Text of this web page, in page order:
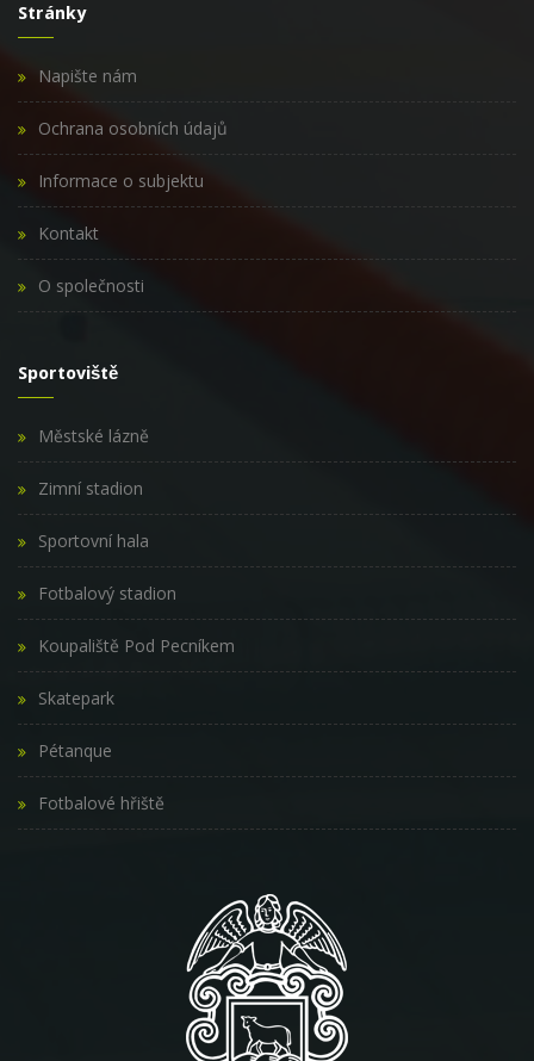
Stránky
Napište nám
Ochrana osobních údajů
Informace o subjektu
Kontakt
O společnosti
Sportoviště
Městské lázně
Zimní stadion
Sportovní hala
Fotbalový stadion
Koupaliště Pod Pecníkem
Skatepark
Pétanque
Fotbalové hřiště